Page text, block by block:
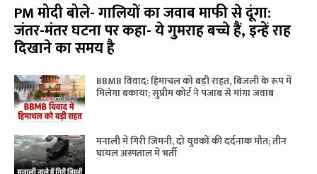
PM मोदी बोले- गालियों का जवाब माफी से दूंगा:
जंतर-मंतर घटना पर कहा- ये गुमराह बच्चे हैं, इन्हें राह
दिखाने का समय है
BBMB विवाद: हिमाचल को बड़ी राहत, बिजली के रूप में
मिलेगा बकाया; सुप्रीम कोर्ट ने पंजाब से मांगा जवाब
मनाली में गिरी जिमनी, दो युवकों की दर्दनाक मौत; तीन
घायल अस्पताल में भर्ती